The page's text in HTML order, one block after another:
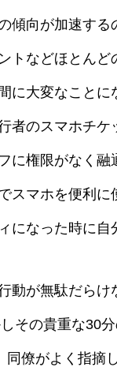
傾向が加速す
などほとんど
大変なこと
者のスマホチ
に権限がなく
マホを便利
なった時に自
動が無駄だら
その貴重な30
僚がよく指摘